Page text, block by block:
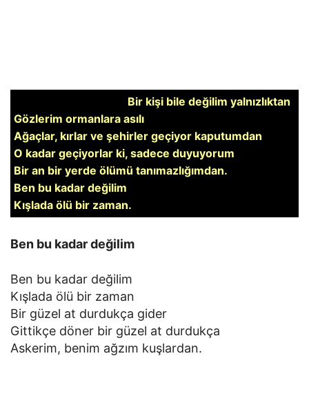
Bir kişi bile değilim yalnızlıktan
Gözlerim ormanlara asılı
Ağaçlar, kırlar ve şehirler geçiyor kaputumdan
O kadar geçiyorlar ki, sadece duyuyorum
Bir an bir yerde ölümü tanımazlığımdan.
Ben bu kadar değilim
Kışlada ölü bir zaman.
Ben bu kadar değilim
Ben bu kadar değilim
Kışlada ölü bir zaman
Bir güzel at durdukça gider
Gittikçe döner bir güzel at durdukça
Askerim, benim ağzım kuşlardan.